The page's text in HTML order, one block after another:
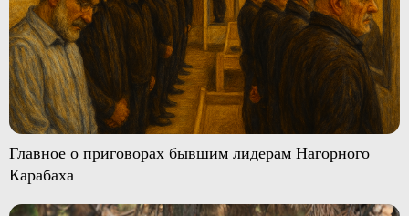
Главное о приговорах бывшим лидерам Нагорного
Карабаха